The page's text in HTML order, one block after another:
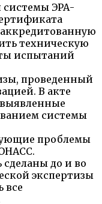
системы ЭРА-
техническую
испытаний
проведенный
В акте
системы
проблемы
до и во
экспертизы
все